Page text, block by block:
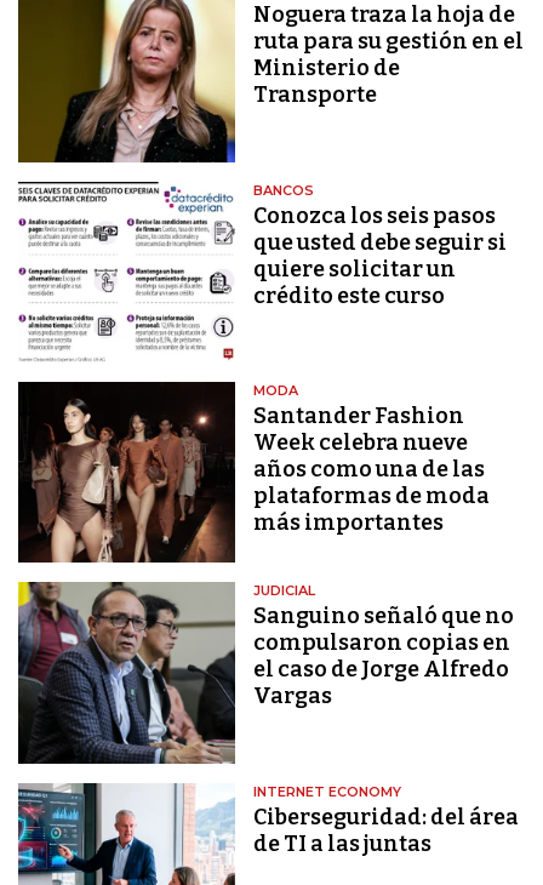
Noguera traza la hoja de
ruta para su gestión en el
Ministerio de
Transporte
BANCOS
Conozca los seis pasos
que usted debe seguir si
quiere solicitar un
crédito este curso
MODA
Santander Fashion
Week celebra nueve
años como una de las
plataformas de moda
más importantes
JUDICIAL
Sanguino señaló que no
compulsaron copias en
el caso de Jorge Alfredo
Vargas
INTERNET ECONOMY
Ciberseguridad: del área
de TI a las juntas